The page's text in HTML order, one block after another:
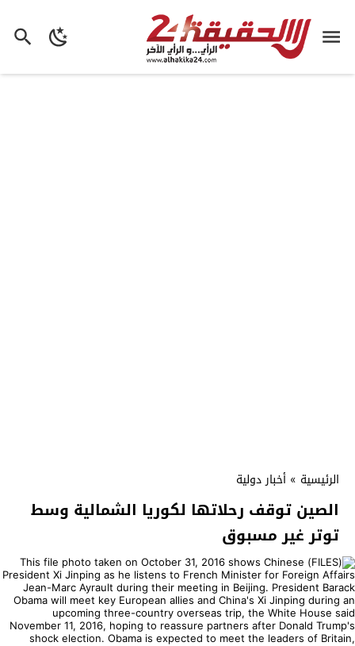
الرئيسية » أخبار دولية
الصين توقف رحلاتها لكوريا الشمالية وسط
توتر غير مسبوق